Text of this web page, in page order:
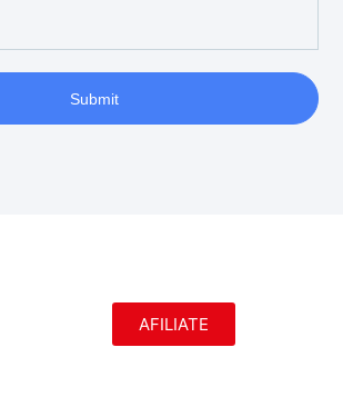
Submit
AFILIATE